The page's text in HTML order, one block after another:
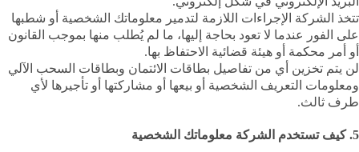
تتخذ الشركة الإجراءات اللازمة لتدمير معلوماتك الشخصية أو شطبها
على الفور عندما لا تعود بحاجة إليها، ما لم يُطلب منها بموجب القانون
أو أمر محكمة أو هيئة قضائية الاحتفاظ بها.
لن يتم تخزين أي من تفاصيل بطاقات الائتمان وبطاقات السحب الآلي
ومعلومات التعريف الشخصية أو بيعها أو مشاركتها أو تأجيرها لأي
طرف ثالث.
5. كيف تستخدم الشركة معلوماتك الشخصية